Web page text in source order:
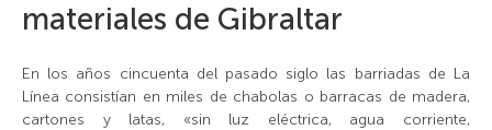
materiales de Gibraltar
En los años cincuenta del pasado siglo las barriadas de La
Línea consistían en miles de chabolas o barracas de madera,
cartones y latas, «sin luz eléctrica, agua corriente,